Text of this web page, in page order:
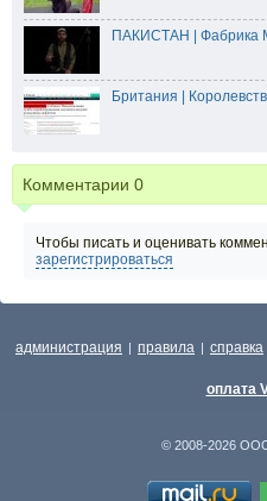
ПАКИСТАН | Фабрика
Британия |
Комментарии 0
Чтобы писать и оценивать
зарегистрироваться
администрация | правила | справка
оплата
© 2008-2026